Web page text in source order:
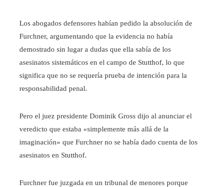
Los abogados defensores habían pedido la absolución de
Furchner, argumentando que la evidencia no había
demostrado sin lugar a dudas que ella sabía de los
asesinatos sistemáticos en el campo de Stutthof, lo que
significa que no se requería prueba de intención para la
responsabilidad penal.
Pero el juez presidente Dominik Gross dijo al anunciar el
veredicto que estaba «simplemente más allá de la
imaginación» que Furchner no se había dado cuenta de los
asesinatos en Stutthof.
Furchner fue juzgada en un tribunal de menores porque